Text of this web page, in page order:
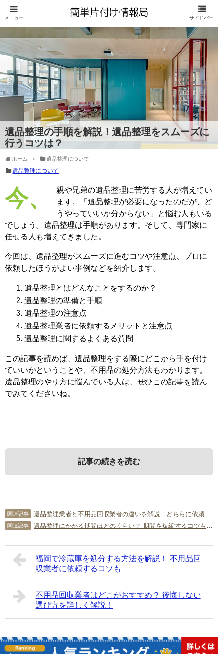
遺品整理の手順を解説！遺品整理をスムーズに
行うコツは？
ホーム 遺品整理について
遺品整理について
今、親や兄弟の遺品整理に苦労する人が増えてい
ます。「遺品整理が必要になったのだが、ど
うやっていいか分からない」と悩む人もいる
でしょう。遺品整理は手順があります。そして、専門家に
任せる人も増えてきました。
今回は、遺品整理がスムーズに進むコツや注意点、プロに
依頼したほうがよい事例などを紹介します。
遺品整理とはどんなことをするのか？
遺品整理の準備と手順
遺品整理の注意点
遺品整理業者に依頼するメリットと注意点
遺品整理に関するよくある質問
この記事を読めば、遺品整理をする際にどこから手を付け
ていいかということや、不用品の処分方法もわかります。
遺品整理のやり方に悩んでいる人は、ぜひこの記事を読ん
でみてくださいね。
記事の続きを読む
1．遺品整理とはどんなことをするの
か？
衣類・趣味の品などを整理することです。「形見分け」と
内容は同じと言えます。二世代、三世代同居が多かった時
代は遺品も少なく、遺族や友人で愛用品や趣味の品を分け
ればよかったのですが、現在は膨大な遺品が残されること
も珍しくありません。現在の遺品整理は、遺品を必需品と
不用品に分け、不用品は処分したり売却したりする一連の
かり、遺族の負担も大きくなりがちです。
3．遺品整理の注意点
意ポイントを紹介します。
遺産相続を放棄したら遺品整理は基本的に
行わない
され、うっかり形見分けとして受け取ってしまうと遺産相
続放棄が認められないこともあります。ただし、故人が賃
5．遺品整理に関するよくある質問
す。
Q．故人が住んでいた家を取り壊すのですが、家具や家電ご
A．今は、そのような処分の仕方はできなくなっています。
Q．持ち家の場合は、遺品整理をゆっくりやっても大丈夫で
すか？
していくのもいいでしょう。
関連記事 遺品整理業者と不用品回収業者の違いを解説！どちらに依頼するべき？
関連記事 遺品整理にかかる期間はどのくらい？ 期間を短縮するコツも紹介！
福岡で冷蔵庫を処分する方法を解説！ 不用品回
収業者に依頼するコツも
不用品回収業者はどこがおすすめ？ 後悔しない
選び方を詳しく解説！
Copyright© 簡単片付け情報局 All Rights Reserved.